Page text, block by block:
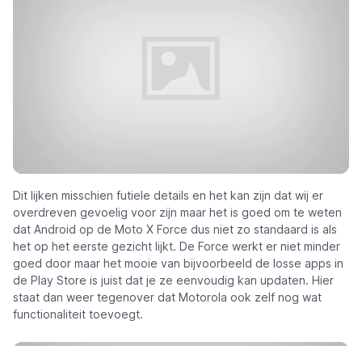
Dit lijken misschien futiele details en het kan zijn dat wij er
overdreven gevoelig voor zijn maar het is goed om te weten
dat Android op de Moto X Force dus niet zo standaard is als
het op het eerste gezicht lijkt. De Force werkt er niet minder
goed door maar het mooie van bijvoorbeeld de losse apps in
de Play Store is juist dat je ze eenvoudig kan updaten. Hier
staat dan weer tegenover dat Motorola ook zelf nog wat
functionaliteit toevoegt.